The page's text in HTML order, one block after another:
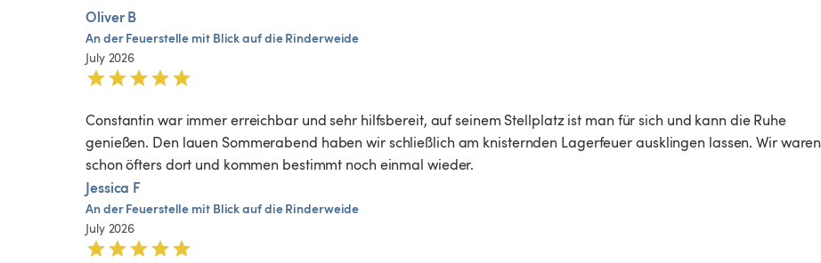
Oliver B
AnderFeuerstelle mit BlickaufdieRinderweide
July 2026
Constantin war immer erreichbar und sehr hilfsbereit, auf seinem Stellplatz ist man für sich und kann die Ruhe
genießen. Den lauen Sommerabend haben wir schließlich am knisternden Lagerfeuer ausklingen lassen. Wir waren
schon öfters dort und kommen bestimmt noch einmal wieder.
Jessica F
AnderFeuerstelle mit BlickaufdieRinderweide
July 2026